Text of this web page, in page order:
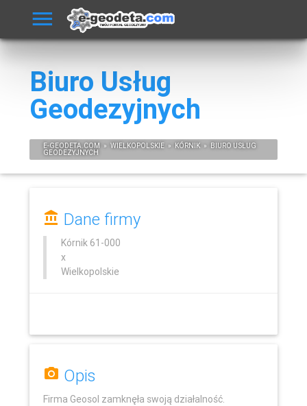
Biuro Usług
Geodezyjnych
E-GEODETA.COM » WIELKOPOLSKIE » KÓRNIK » BIURO USŁUG
GEODEZYJNYCH
Dane firmy
Kórnik 61-000
x
Wielkopolskie
Opis
Firma Geosol zamknęła swoją działalność.